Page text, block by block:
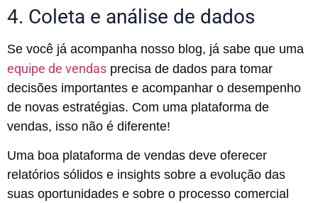
4. Coleta e análise de dados
Se você já acompanha nosso blog, já sabe que uma
equipe de vendas precisa de dados para tomar
decisões importantes e acompanhar o desempenho
de novas estratégias. Com uma plataforma de
vendas, isso não é diferente!
Uma boa plataforma de vendas deve oferecer
relatórios sólidos e insights sobre a evolução das
suas oportunidades e sobre o processo comercial